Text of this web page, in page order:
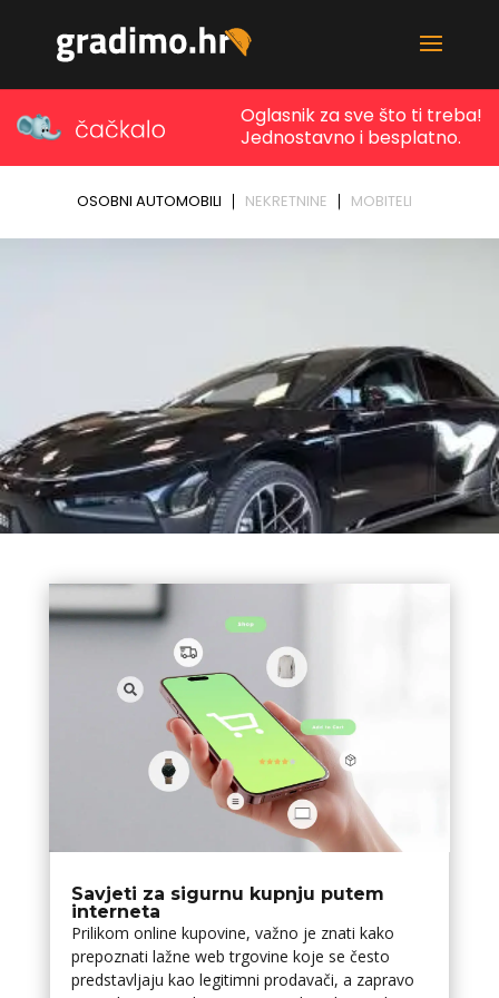
Savjeti za sigurnu kupnju putem
interneta
Prilikom online kupovine, važno je znati kako
prepoznati lažne web trgovine koje se često
predstavljaju kao legitimni prodavači, a zapravo